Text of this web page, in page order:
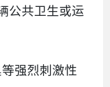
公共卫生或运
强烈刺激性